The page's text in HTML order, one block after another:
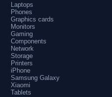
Laptops
Phones
Graphics cards
Monitors
Gaming
Components
Network
Storage
Printers
iPhone
Samsung Galaxy
Xiaomi
Tablets